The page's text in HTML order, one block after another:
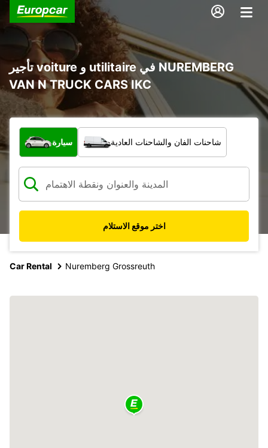
تأجير voiture و utilitaire في NUREMBERG
VAN N TRUCK CARS IKC
ما نوع المركبة؟
سيارة شاحنات الفان والشاحنات العادية
اختر موقع الاستلام
Car Rental Nuremberg Grossreuth